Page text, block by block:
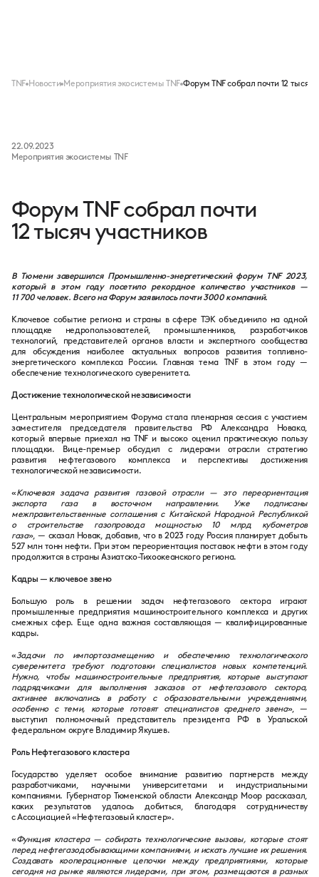
TNF Новости Мероприятия экосистемы TNF Форум TNF собрал почти 12 тысяч
22.09.2023
Мероприятия экосистемы TNF
Форум TNF собрал почти
12 тысяч участников
В Тюмени завершился Промышленно-энергетический форум TNF 2023,
который в этом году посетило рекордное количество участников —
11 700 человек. Всего на Форум заявилось почти 3000 компаний.
Ключевое событие региона и страны в сфере ТЭК объединило на одной
площадке недропользователей, промышленников, разработчиков
технологий, представителей органов власти и экспертного сообщества
для обсуждения наиболее актуальных вопросов развития топливно-
энергетического комплекса России. Главная тема TNF в этом году —
обеспечение технологического суверенитета.
Достижение технологической независимости
Центральным мероприятием Форума стала пленарная сессия с участием
заместителя председателя правительства РФ Александра Новака,
который впервые приехал на TNF и высоко оценил практическую пользу
площадки. Вице-премьер обсудил с лидерами отрасли стратегию
развития нефтегазового комплекса и перспективы достижения
технологической независимости.
«Ключевая задача развития газовой отрасли — это переориентация
экспорта газа в восточном направлении. Уже подписаны
межправительственные соглашения с Китайской Народной Республикой
о строительстве газопровода мощностью 10 млрд кубометров
газа»,— сказал Новак, добавив, что в 2023 году Россия планирует добыть
527 млн тонн нефти. При этом переориентация поставок нефти в этом году
продолжится в страны Азиатско-Тихоокеанского региона.
Кадры — ключевое звено
Большую роль в решении задач нефтегазового сектора играют
промышленные предприятия машиностроительного комплекса и других
смежных сфер. Еще одна важная составляющая — квалифицированные
кадры.
«Задачи по импортозамещению и обеспечению технологического
суверенитета требуют подготовки специалистов новых компетенций.
Нужно, чтобы машиностроительные предприятия, которые выступают
подрядчиками для выполнения заказов от нефтегазового сектора,
активнее включались в работу с образовательными учреждениями,
особенно с теми, которые готовят специалистов среднего звена», —
выступил полномочный представитель президента РФ в Уральской
федеральном округе Владимир Якушев.
Роль Нефтегазового кластера
Государство уделяет особое внимание развитию партнерств между
разработчиками, научными университетами и индустриальными
компаниями. Губернатор Тюменской области Александр Моор рассказал,
каких результатов удалось добиться, благодаря сотрудничеству
с Ассоциацией «Нефтегазовый кластер».
«Функция кластера — собирать технологические вызовы, которые стоят
перед нефтегазодобывающими компаниями, и искать лучшие их решения.
Создавать кооперационные цепочки между предприятиями, которые
сегодня на рынке являются лидерами, при этом, размещаются в разных